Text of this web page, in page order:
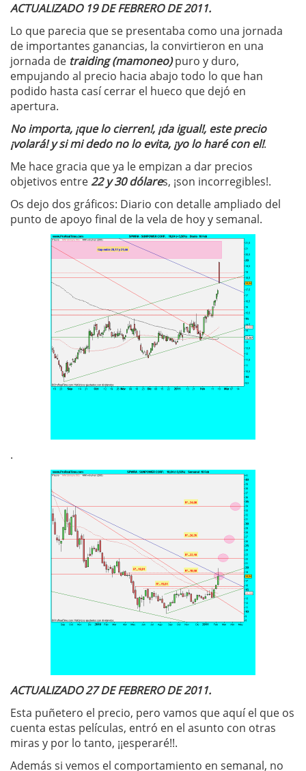
ACTUALIZADO 19 DE FEBRERO DE 2011.
Lo que parecia que se presentaba como una jornada
de importantes ganancias, la convirtieron en una
jornada de traiding (mamoneo)puro y duro,
empujando al precio hacia abajo todo lo que han
podido hasta casí cerrar el hueco que dejó en
apertura.
No importa, ¡que lo cierren!, ¡da igual!, este precio
¡volará! y si mi dedo no lo evita, ¡yo lo haré con el!.
Me hace gracia que ya le empizan a dar precios
objetivos entre22 y 30 dólares, ¡son incorregibles!.
Os dejo dos gráficos: Diario con detalle ampliado del
punto de apoyo final de la vela de hoy y semanal.
.
ACTUALIZADO 27 DE FEBRERO DE 2011.
Esta puñetero el precio, pero vamos que aquí el que os
cuenta estas películas, entró en el asunto con otras
miras y por lo tanto, ¡¡esperaré!!.
Además si vemos el comportamiento en semanal, no